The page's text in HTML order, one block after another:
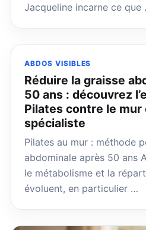
Jacqueline incarne ce que
ABDOS VISIBLES
Réduire la graisse
50 ans : découvrez
Pilates contre le mur
spécialiste
Pilates au mur : méthode
abdominale après 50 ans
le métabolisme et la
évoluent, en particulier …